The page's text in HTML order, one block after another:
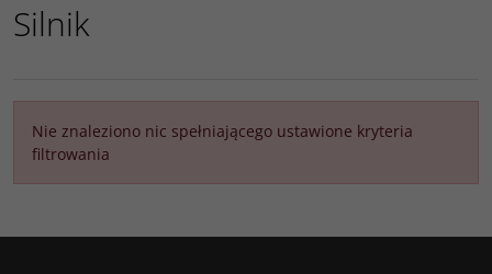
Silnik
Nie znaleziono nic spełniającego ustawione kryteria
filtrowania